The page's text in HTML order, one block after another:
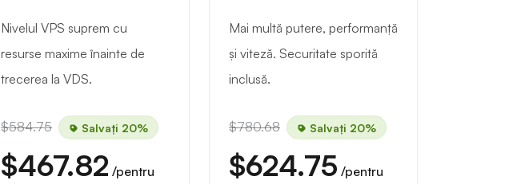
Nivelul VPS suprem cu
resurse maxime înainte de
trecerea la VDS.
$584.75 Salvați 20%
$467.82 /pentru
Mai multă putere, performanță
și viteză. Securitate sporită
inclusă.
$780.68 Salvați 20%
$624.75 /pentru